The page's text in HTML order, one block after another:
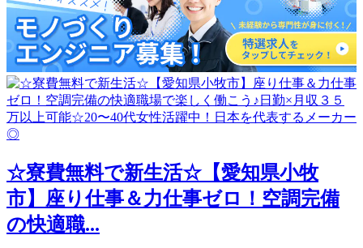
☆寮費無料で新生活☆【愛知県小牧
市】座り仕事＆力仕事ゼロ！空調完備
の快適職...